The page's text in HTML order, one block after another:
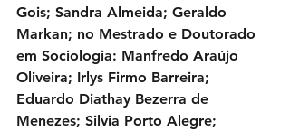
Gois; Sandra Almeida; Geraldo
Markan; no Mestrado e Doutorado
em Sociologia: Manfredo Araújo
Oliveira; Irlys Firmo Barreira;
Eduardo Diathay Bezerra de
Menezes; Silvia Porto Alegre;